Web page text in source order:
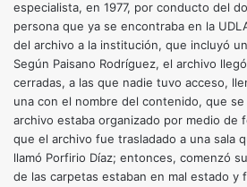
especialista, en 1977, por conducto del
persona que ya se encontraba en la
del archivo a la institución, que incluyó
Según Paisano Rodríguez, el archivo
cerradas, a las que nadie tuvo acceso,
una con el nombre del contenido, que
archivo estaba organizado por medio de
que el archivo fue trasladado a una sala
llamó Porfirio Díaz; entonces, comenzó
de las carpetas estaban en mal estado y